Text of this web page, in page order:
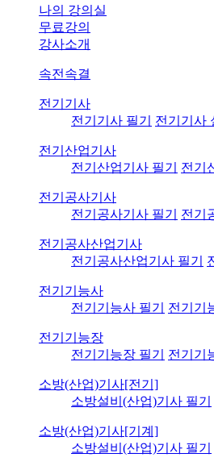
나의 강의실
무료강의
강사소개
속전속결
전기기사
전기기사 필기
전기기사
전기산업기사
전기산업기사 필기
전기
전기공사기사
전기공사기사 필기
전기
전기공사산업기사
전기공사산업기사 필기
전기기능사
전기기능사 필기
전기기
전기기능장
전기기능장 필기
전기기
소방(산업)기사[전기]
소방설비(산업)기사 필기
소방(산업)기사[기계]
소방설비(산업)기사 필기